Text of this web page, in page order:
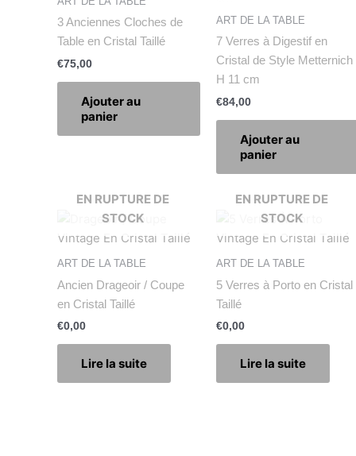
3 Anciennes Cloches de
Table en Cristal Taillé
€75,00
Ajouter au
panier
ART DE LA TABLE
7 Verres à Digestif en
Cristal de Style Metternich
H 11 cm
€84,00
Ajouter au
panier
EN RUPTURE DE
STOCK
ART DE LA TABLE
Ancien Drageoir / Coupe
en Cristal Taillé
€0,00
Lire la suite
EN RUPTURE DE
STOCK
ART DE LA TABLE
5 Verres à Porto en Cristal
Taillé
€0,00
Lire la suite